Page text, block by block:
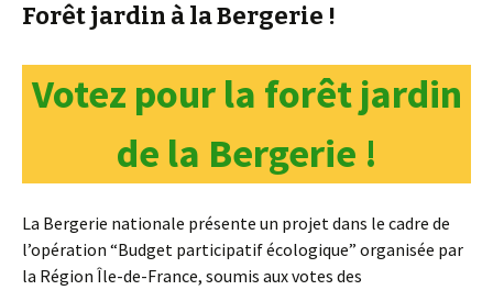
Forêt jardin à la Bergerie !
Votez pour la forêt jardin
de la Bergerie !
La Bergerie nationale présente un projet dans le cadre de
l’opération “Budget participatif écologique” organisée par
la Région Île-de-France, soumis aux votes des